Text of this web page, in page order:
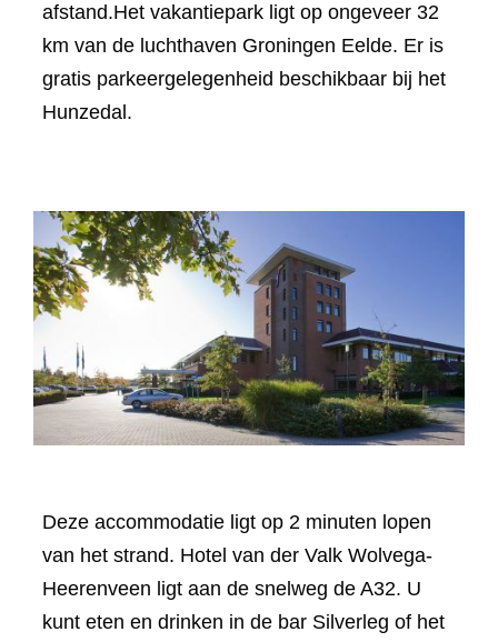
afstand.Het vakantiepark ligt op ongeveer 32
km van de luchthaven Groningen Eelde. Er is
gratis parkeergelegenheid beschikbaar bij het
Hunzedal.
Deze accommodatie ligt op 2 minuten lopen
van het strand. Hotel van der Valk Wolvega-
Heerenveen ligt aan de snelweg de A32. U
kunt eten en drinken in de bar Silverleg of het